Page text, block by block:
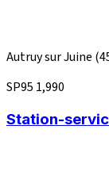
Autruy sur Juine
SP95 1,990
Station-